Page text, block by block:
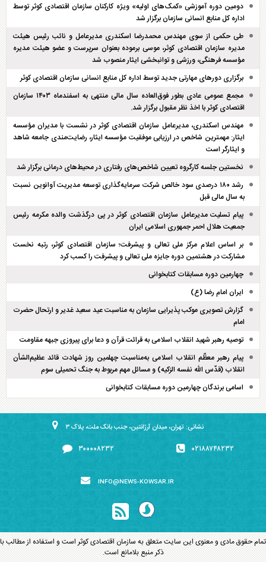
دومین دوره آموزشی «کمک‌های اولیه» ویژه کارکنان سازمان اقتصادی کوثر توسط
اداره کل منابع انسانی سازمان برگزار شد
طی حکمی از سوی مهندس محمدرضا اسکندری مدیرعامل و نائب رئیس هیئت
مدیره سازمان اقتصادی کوثر، موسی برموده بعنوان سرپرست و عضو هیئت مدیره
مؤسسه فرهنگی، ورزشی و توانبخشی ایثار منصوب شد
برگزاری دور‌های مهارتی جدید توسط اداره کل منابع انسانی سازمان اقتصادی کوثر
مجمع عمومی عادی بطور فوق‌العاده سال مالی منتهی به اسفند‌ماه ۱۴۰۳ سازمان
اقتصادی کوثر با اخذ نظر مقبول برگزار شد.
مهندس اسکندری، مدیرعامل سازمان اقتصادی کوثر در نشست با مدیران مؤسسه
ایثار: مهمترین شاخص در ارزیابی موفقیت مؤسسه ایثار، رضایت‌مندی جامعه شاهد
و ایثارگر است
نخستین جلسه کارگروه تعیین شاخص‌های رفتاری در محیط‌های درمانی برگزار شد
رشد ۱۸۰ درصدی سود خالص شرکت سرمایه‌گذاری توسعه مدیریت آوانوین نسبت
به سال مالی قبل
پیام تسلیت مدیرعامل سازمان اقتصادی کوثر در پی درگذشت والده مکرمه رئیس
جمعیت هلال احمر جمهوری اسلامی ایران
بر اساس اعلام مرکز ملی تعالی و پیشرفت؛ سازمان اقتصادی کوثر، رتبه نخست
مشارکت در هشتمین دوره جایزه ملی تعالی و پیشرفت را کسب کرد
چهارمین دوره مسابقات کتابخوانی
ایران امام رضا (ع)
گزارش تصویری موکب پذیرایی سازمان به مناسبت عید سعید غدیر و ارتحال حضرت
امام
توصیه رهبر شهید انقلاب اسلامی به قرائت قرآن و دعا برای پیروزی جبهه مقاومت
پیام رهبر معظّم انقلاب اسلامی به‌مناسبت چهلمین روز شهادت قائد عظیم‌الشأن
انقلاب (قدّس الله نفسه الزکیه) و مسائل مهم مربوط به جنگ تحمیلی سوم
اسامی برندگان چهارمین دوره مسابقات کتابخوانی
نشانی: تهران، میدان آرژانتین، جنب بانک ملت، پلاک ۳
۰۲۱۸۸۷۴۸۲۳۲ ۳۰۰۰۰۸۲۳۲
INFO@NEWS-KOWSAR.IR
تمام حقوق مادی و معنوی این سایت متعلق به سازمان اقتصادی کوثر است و استفاده از مطالب با
ذکر منبع بلامانع است.